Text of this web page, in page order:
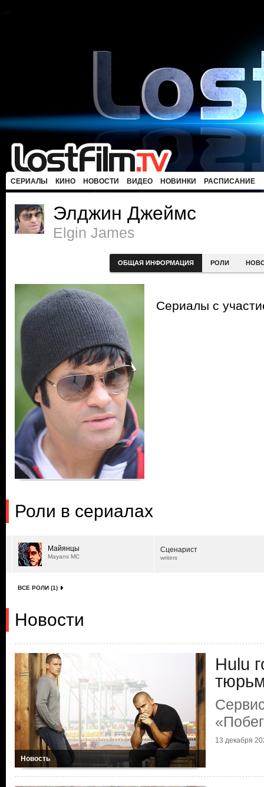
СЕРИАЛЫ КИНО НОВОСТИ ВИДЕО НОВИНКИ РАСПИСАНИЕ
Элджин Джеймс
Elgin James
ОБЩАЯ ИНФОРМАЦИЯ РОЛИ
Сериалы с
Роли в сериалах
Майянцы
Mayans MC
Сценарист
writers
ВСЕ РОЛИ (1)
Новости
Новость
Hulu
13 декабря